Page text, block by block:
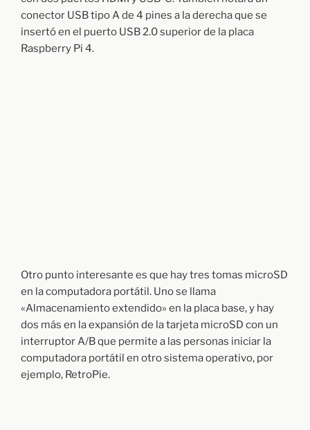
conector USB tipo A de 4 pines a la derecha que se
insertó en el puerto USB 2.0 superior de la placa
Raspberry Pi 4.
Otro punto interesante es que hay tres tomas microSD
en la computadora portátil. Uno se llama
«Almacenamiento extendido» en la placa base, y hay
dos más en la expansión de la tarjeta microSD con un
interruptor A/B que permite a las personas iniciar la
computadora portátil en otro sistema operativo, por
ejemplo, RetroPie.